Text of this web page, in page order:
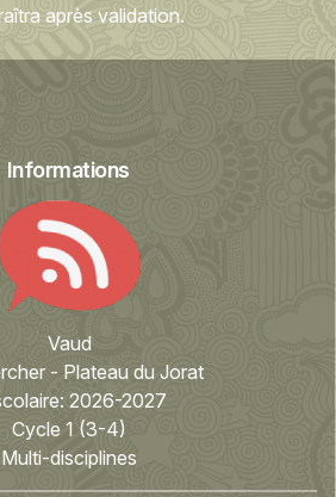
après validation.
Informations
Vaud
- Plateau du Jorat
2026-2027
Cycle 1 (3-4)
Multi-disciplines